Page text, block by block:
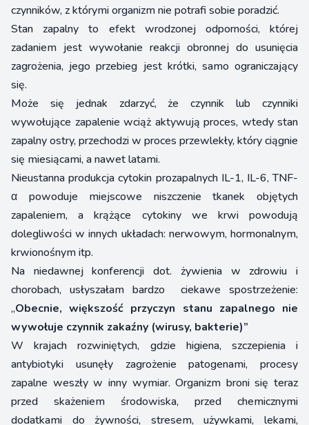
czynników, z którymi organizm nie potrafi sobie poradzić.
Stan zapalny to efekt wrodzonej odporności, której
zadaniem jest wywołanie reakcji obronnej do usunięcia
zagrożenia, jego przebieg jest krótki, samo ograniczający
się.
Może się jednak zdarzyć, że czynnik lub czynniki
wywołujące zapalenie wciąż aktywują proces, wtedy stan
zapalny ostry, przechodzi w proces przewlekły, który ciągnie
się miesiącami, a nawet latami.
Nieustanna produkcja cytokin prozapalnych IL-1, IL-6, TNF-
α powoduje miejscowe niszczenie tkanek objętych
zapaleniem, a krążące cytokiny we krwi powodują
dolegliwości w innych układach: nerwowym, hormonalnym,
krwionośnym itp.
Na niedawnej konferencji dot. żywienia w zdrowiu i
chorobach, usłyszałam bardzo ciekawe spostrzeżenie:
„Obecnie, większość przyczyn stanu zapalnego nie
wywołuje czynnik zakaźny (wirusy, bakterie)”
W krajach rozwiniętych, gdzie higiena, szczepienia i
antybiotyki usunęły zagrożenie patogenami, procesy
zapalne weszły w inny wymiar. Organizm broni się teraz
przed skażeniem środowiska, przed chemicznymi
dodatkami do żywności, stresem, używkami, lekami,